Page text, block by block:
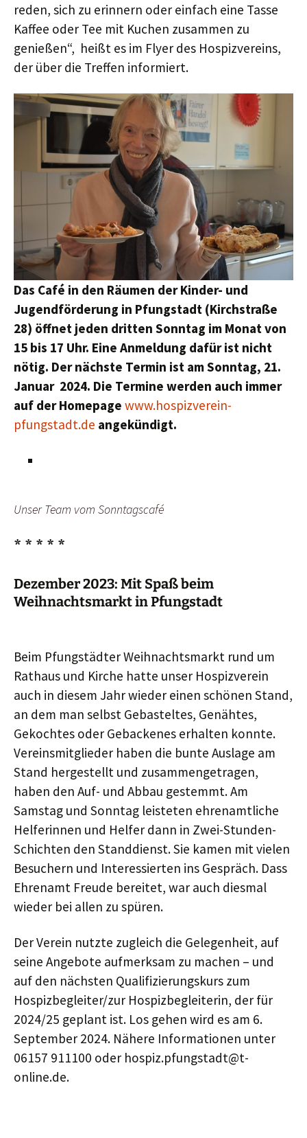
reden, sich zu erinnern oder einfach eine Tasse
Kaffee oder Tee mit Kuchen zusammen zu
genießen“, heißt es im Flyer des Hospizvereins,
der über die Treffen informiert.
Das Café in den Räumen der Kinder- und
Jugendförderung in Pfungstadt (Kirchstraße
28) öffnet jeden dritten Sonntag im Monat von
15 bis 17 Uhr. Eine Anmeldung dafür ist nicht
nötig. Der nächste Termin ist am Sonntag, 21.
Januar 2024. Die Termine werden auch immer
auf der Homepage www.hospizverein-
pfungstadt.de angekündigt.
Unser Team vom Sonntagscafé
* * * * *
Dezember 2023: Mit Spaß beim
Weihnachtsmarkt in Pfungstadt
Beim Pfungstädter Weihnachtsmarkt rund um
Rathaus und Kirche hatte unser Hospizverein
auch in diesem Jahr wieder einen schönen Stand,
an dem man selbst Gebasteltes, Genähtes,
Gekochtes oder Gebackenes erhalten konnte.
Vereinsmitglieder haben die bunte Auslage am
Stand hergestellt und zusammengetragen,
haben den Auf- und Abbau gestemmt. Am
Samstag und Sonntag leisteten ehrenamtliche
Helferinnen und Helfer dann in Zwei-Stunden-
Schichten den Standdienst. Sie kamen mit vielen
Besuchern und Interessierten ins Gespräch. Dass
Ehrenamt Freude bereitet, war auch diesmal
wieder bei allen zu spüren.
Der Verein nutzte zugleich die Gelegenheit, auf
seine Angebote aufmerksam zu machen – und
auf den nächsten Qualifizierungskurs zum
Hospizbegleiter/zur Hospizbegleiterin, der für
2024/25 geplant ist. Los gehen wird es am 6.
September 2024. Nähere Informationen unter
06157 911100 oder hospiz.pfungstadt@t-
online.de.